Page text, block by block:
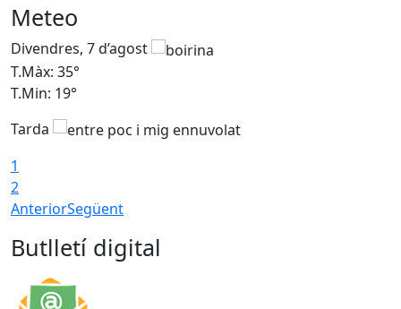
Meteo
Divendres, 7 d’agost
T.Màx: 35°
T.Min: 19°
Tarda
1
2
AnteriorSegüent
Butlletí digital